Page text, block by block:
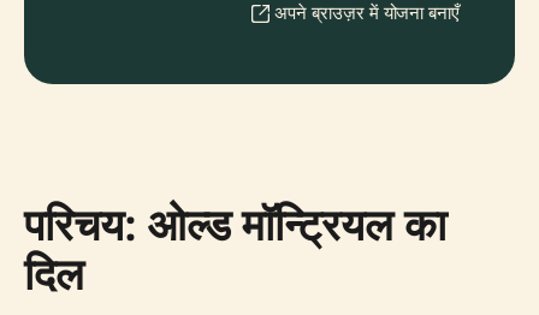
अपने ब्राउज़र में योजना बनाएँ
परिचय: ओल्ड मॉन्ट्रियल का
दिल